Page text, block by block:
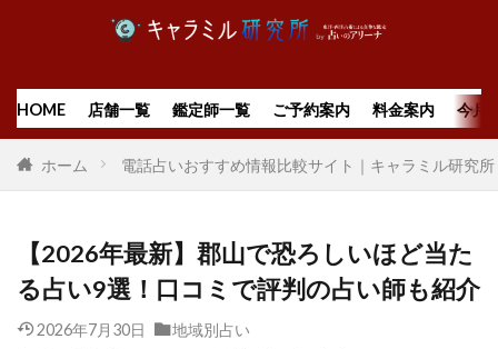
HOME 店舗一覧 鑑定師一覧 ご予約案内 料金案内 今月
ホーム 電話占いおすすめ情報比較サイト｜キャラミル研究所
【2026年最新】郡山で恐ろしいほど当た
る占い9選！口コミで評判の占い師も紹介
2026年7月30日 地域別占い